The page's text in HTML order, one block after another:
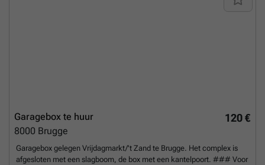
120 €
Garagebox te huur
8000 Brugge
Garagebox gelegen Vrijdagmarkt/'t Zand te Brugge. Het complex is
afgesloten met een slagboom, de box met een kantelpoort. ### Voor